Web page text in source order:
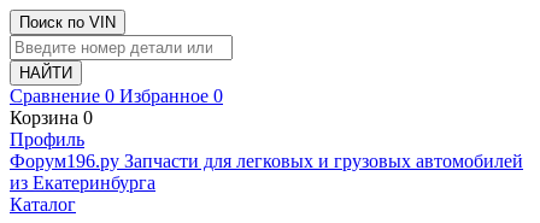
Поиск по VIN
Сравнение 0 Избранное 0
Корзина 0
Профиль
Фoрум196.ру Запчасти для легковых и грузовых автомобилей
из Екатеринбурга
Каталог